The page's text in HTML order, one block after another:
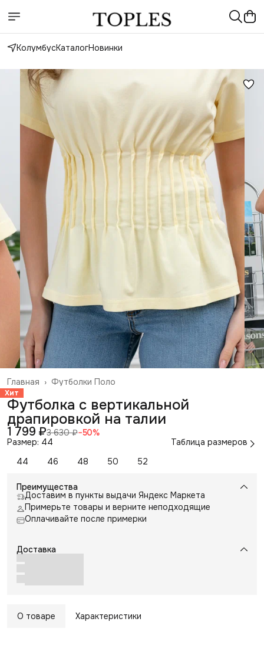
КолумбусКаталогНовинки
Футболки Поло
Главная ›
Хит
Футболка с вертикальной
драпировкой на талии
1 799 ₽3 630 ₽−50%
Размер: 44
Таблица размеров
44
46 48 50 52
Преимущества
Доставим в пункты выдачи Яндекс Маркета
Примерьте товары и верните неподходящие
Оплачивайте после примерки
Доставка
О товаре Характеристики